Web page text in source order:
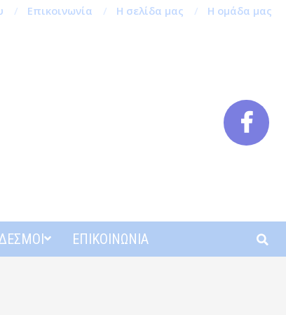
Επικοινωνία Η σελίδα μας Η ομάδα μας
ΕΠΙΚΟΙΝΩΝΊΑ